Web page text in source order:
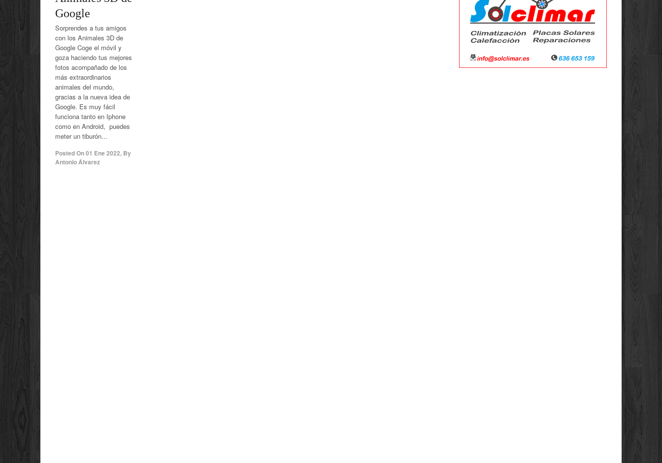
Google
Sorprendes a tus amigos
con los Animales 3D de
Google Coge el móvil y
goza haciendo tus mejores
fotos acompañado de los
más extraordinarios
animales del mundo,
gracias a la nueva idea de
Google. Es muy fácil
funciona tanto en Iphone
como en Android, puedes
meter un tiburón...
Posted On01 Ene 2022, By
Antonio Álvarez